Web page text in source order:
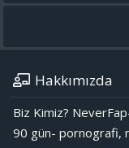
Hakkımızda
Biz Kimiz?
90 gün- pornografi,